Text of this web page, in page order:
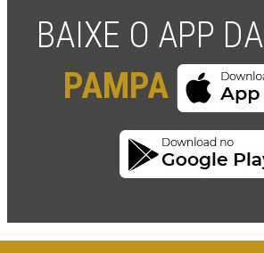
BAIXE O APP DA
PAMPA